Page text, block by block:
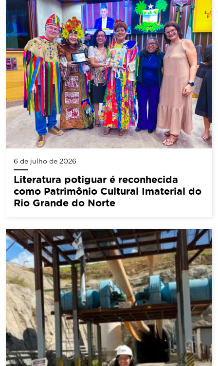
6 de julho de 2026
Literatura potiguar é reconhecida
como Patrimônio Cultural Imaterial do
Rio Grande do Norte